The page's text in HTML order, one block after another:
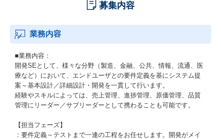
募集内容
業務内容
■業務内容：
開発SEとして、様々な分野（製造、金融、公共、情報、流通、医
療など）において、エンドユーザとの要件定義を基にシステム提
案～基本設計／詳細設計・開発を一貫して行います。
経験やスキルによっては、売上管理、進捗管理、原価管理、品質
管理にリーダー／サブリーダーとして携わることも可能です。
【担当フェーズ】
：要件定義～テストまで一連の工程をお任せします。開発がメイ